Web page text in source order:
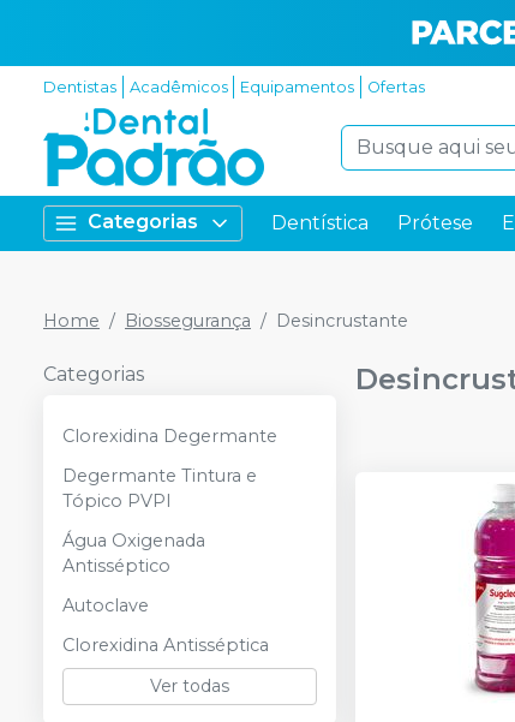
Dentistas Acadêmicos Equipamentos Ofertas
Categorias Dentística Prótese
Home Biossegurança Desincrustante
Categorias
Clorexidina Degermante
Degermante Tintura e
Tópico PVPI
Água Oxigenada
Antisséptico
Autoclave
Clorexidina Antisséptica
Ver todas